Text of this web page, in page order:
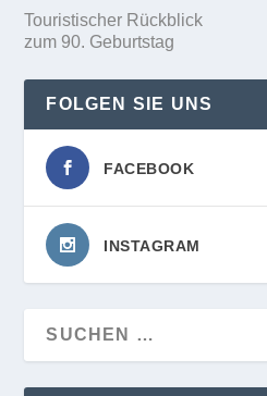
Touristischer Rückblick
zum 90. Geburtstag
FOLGEN SIE UNS
FACEBOOK
INSTAGRAM